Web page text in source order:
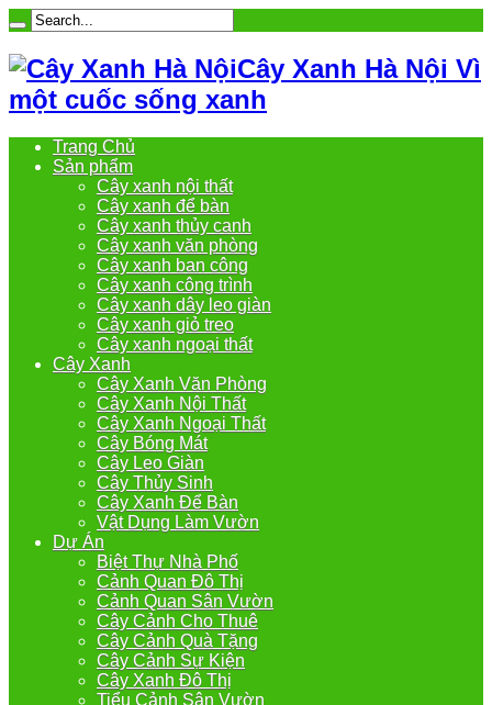
Cây Xanh Hà Nội Vì
một cuốc sống xanh
Trang Chủ
Sản phẩm
Cây xanh nội thất
Cây xanh để bàn
Cây xanh thủy canh
Cây xanh văn phòng
Cây xanh ban công
Cây xanh công trình
Cây xanh dây leo giàn
Cây xanh giỏ treo
Cây xanh ngoại thất
Cây Xanh
Cây Xanh Văn Phòng
Cây Xanh Nội Thất
Cây Xanh Ngoại Thất
Cây Bóng Mát
Cây Leo Giàn
Cây Thủy Sinh
Cây Xanh Để Bàn
Vật Dụng Làm Vườn
Dự Án
Biệt Thự Nhà Phố
Cảnh Quan Đô Thị
Cảnh Quan Sân Vườn
Cây Cảnh Cho Thuê
Cây Cảnh Quà Tặng
Cây Cảnh Sự Kiện
Cây Xanh Đô Thị
Tiểu Cảnh Sân Vườn